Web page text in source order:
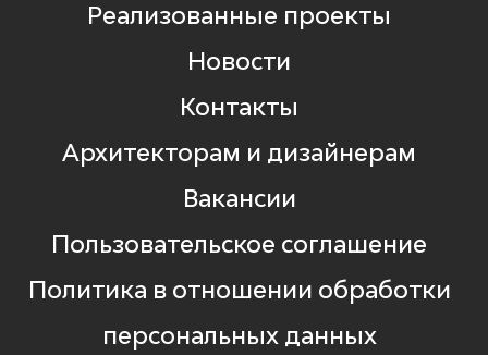
Реализованные проекты
Новости
Контакты
Архитекторам и дизайнерам
Вакансии
Пользовательское соглашение
Политика в отношении обработки
персональных данных